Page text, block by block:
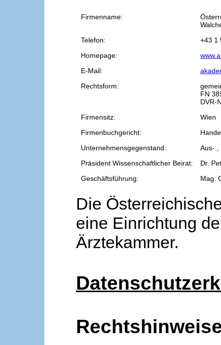
Firmenname:
Telefon:
+43 1
Homepage:
E-Mail:
Rechtsform:
FN
DVR-
Firmensitz:
Wien
Firmenbuchgericht:
Unternehmensgegenstand:
Aus- ,
Präsident Wissenschaftlicher Beirat:
Dr.
Geschäftsführung:
Mag.
Die
eine Einrichtung
Ärztekammer.